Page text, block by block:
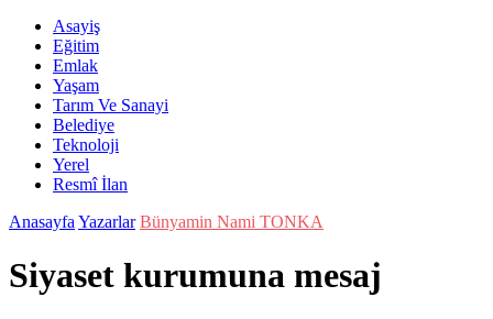
Asayiş
Eğitim
Emlak
Yaşam
Tarım Ve Sanayi
Belediye
Teknoloji
Yerel
Resmî İlan
Anasayfa Yazarlar Bünyamin Nami TONKA
Siyaset kurumuna mesaj